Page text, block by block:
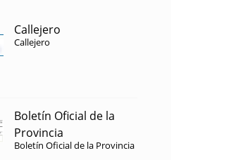
Callejero
Callejero
Boletín Oficial de la
Provincia
Boletín Oficial de la Provincia